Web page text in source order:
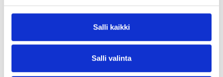
Salli kaikki
Salli valinta